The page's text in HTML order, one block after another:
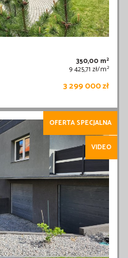
350,00 m2
9 425,71 zł/m2
3 299 000 zł
OFERTA SPECJALNA
VIDEO